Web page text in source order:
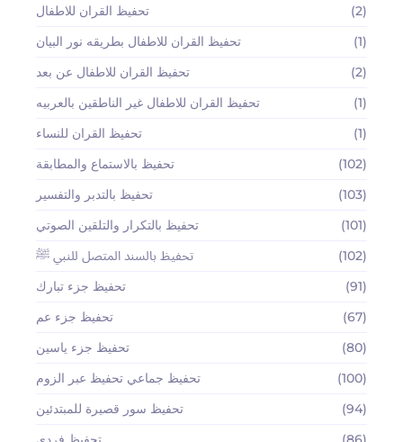
تحفيظ القران للاطفال
(2)
تحفيظ القران للاطفال بطريقه نور البيان
(1)
تحفيظ القران للاطفال عن بعد
(2)
تحفيظ القران للاطفال غير الناطقين بالعربيه
(1)
تحفيظ القران للنساء
(1)
تحفيظ بالاستماع والمطابقة
(102)
تحفيظ بالتدبر والتفسير
(103)
تحفيظ بالتكرار والتلقين الصوتي
(101)
تحفيظ بالسند المتصل للنبي ﷺ
(102)
تحفيظ جزء تبارك
(91)
تحفيظ جزء عم
(67)
تحفيظ جزء ياسين
(80)
تحفيظ جماعي تحفيظ عبر الزوم
(100)
تحفيظ سور قصيرة للمبتدئين
(94)